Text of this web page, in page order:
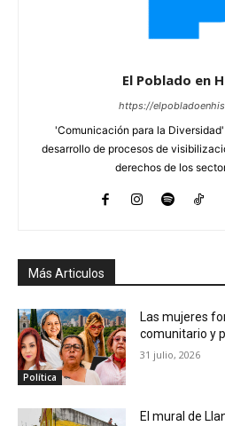
El Poblado en
https://
'Comunicación para la
desarrollo de procesos de
derechos de los
Más Articulos
Política
Las mujeres
comunitario y
31 julio, 2026
El mural de